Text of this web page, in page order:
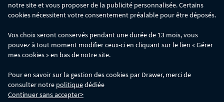
commande :
- 30€ sur votre commande dès 300€ d'achat, avec le code BIKINI30
- 50€ sur votre commande dès 500€ d'achat, avec le code BIKINI50
Les codes BIKINI30, BIKINI50 et BIKINI100 ne sont valables que sur
www.drawer.fr; ils ne sont pas cumulables entre eux, ni avec d'autres codes
promotionnels. La remise se calculera automatiquement dans votre panier
lors de la saisie du code adéquat.
notre site et vous proposer de la publicité personnalisée. Certains
cookies nécessitent votre consentement préalable pour être déposés.
Vos choix seront conservés pendant une durée de 13 mois, vous
pouvez à tout moment modifier ceux-ci en cliquant sur le lien « Gérer
mes cookies » en bas de notre site.
Pour en savoir sur la gestion des cookies par Drawer, merci de
consulter notre politiquedédiée
Continuer sans accepter>